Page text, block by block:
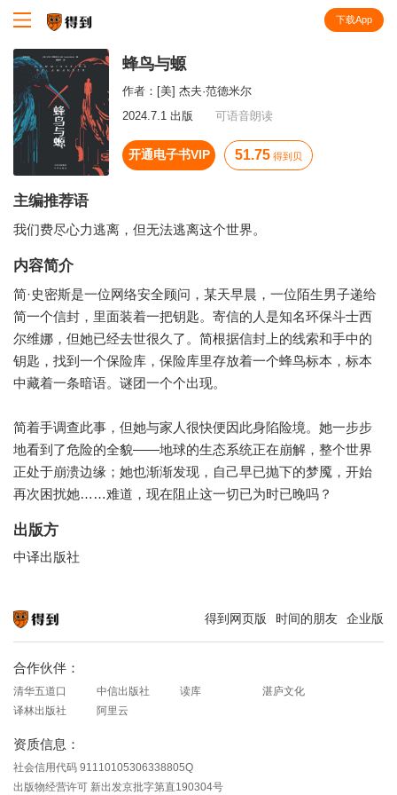
下载App
蜂鸟与螈
作者： [美] 杰夫·范德米尔
2024.7.1 出版
可语音朗读
开通电子书VIP 51.75 得到贝
主编推荐语
我们费尽心力逃离，但无法逃离这个世界。
内容简介
简·史密斯是一位网络安全顾问，某天早晨，一位陌生男子递给
简一个信封，里面装着一把钥匙。寄信的人是知名环保斗士西
尔维娜，但她已经去世很久了。简根据信封上的线索和手中的
钥匙，找到一个保险库，保险库里存放着一个蜂鸟标本，标本
中藏着一条暗语。谜团一个个出现。
简着手调查此事，但她与家人很快便因此身陷险境。她一步步
地看到了危险的全貌——地球的生态系统正在崩解，整个世界
正处于崩溃边缘；她也渐渐发现，自己早已抛下的梦魇，开始
再次困扰她……难道，现在阻止这一切已为时已晚吗？
出版方
中译出版社
得到网页版 时间的朋友 企业版
合作伙伴：
清华五道口 中信出版社 读库
湛庐文化
译林出版社
阿里云
资质信息：
社会信用代码 91110105306338805Q
出版物经营许可 新出发京批字第直190304号